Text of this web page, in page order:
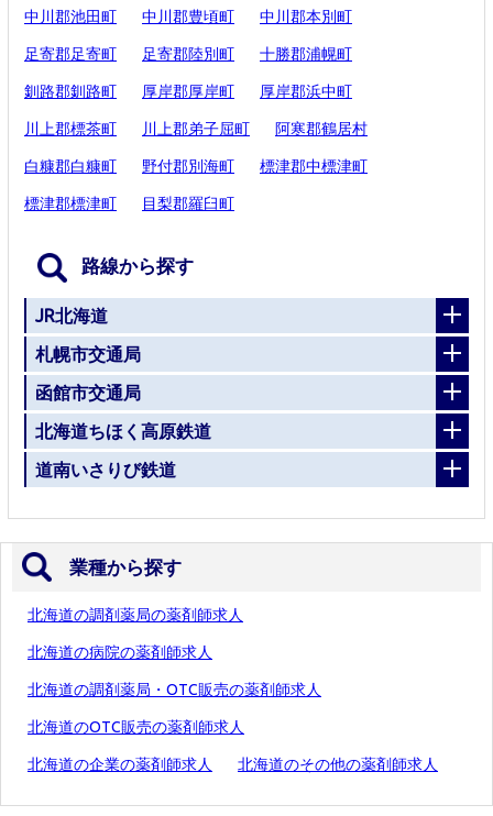
中川郡池田町 中川郡豊頃町 中川郡本別町
足寄郡足寄町 足寄郡陸別町 十勝郡浦幌町
釧路郡釧路町 厚岸郡厚岸町 厚岸郡浜中町
川上郡標茶町 川上郡弟子屈町 阿寒郡鶴居村
白糠郡白糠町 野付郡別海町 標津郡中標津町
標津郡標津町 目梨郡羅臼町
路線から探す
JR北海道
札幌市交通局
函館市交通局
北海道ちほく高原鉄道
道南いさりび鉄道
業種から探す
北海道の調剤薬局の薬剤師求人
北海道の病院の薬剤師求人
北海道の調剤薬局・OTC販売の薬剤師求人
北海道のOTC販売の薬剤師求人
北海道の企業の薬剤師求人 北海道のその他の薬剤師求人